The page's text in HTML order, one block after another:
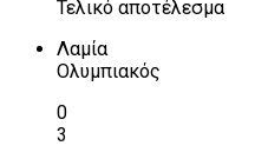
Τελικό αποτέλεσμα
Λαμία
Ολυμπιακός
0
3